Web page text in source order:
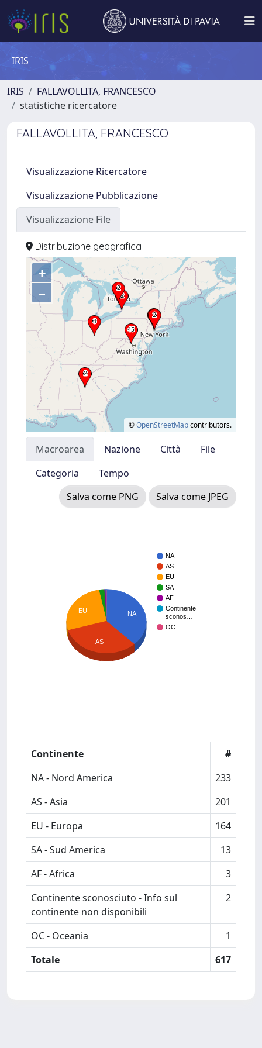
IRIS
IRIS
FALLAVOLLITA, FRANCESCO
statistiche ricercatore
FALLAVOLLITA, FRANCESCO
Visualizzazione Ricercatore
Visualizzazione Pubblicazione
Visualizzazione File
Distribuzione geografica
+
–
©OpenStreetMapcontributors.
Macroarea Nazione Città
File
Categoria
Tempo
Salva come PNG
Salva come JPEG
NA
AS
EU
SA
AF
Continente
sconos…
OC
NA
EU
AS
Continente
#
NA - Nord America
233
AS - Asia
201
EU - Europa
164
SA - Sud America
13
AF - Africa
3
Continente sconosciuto - Info sul
continente non disponibili
2
OC - Oceania
1
Totale
617